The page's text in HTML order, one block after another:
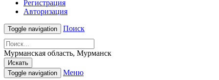
Регистрация
Авторизация
Toggle navigation Поиск
Мурманская область, Мурманск
Искать
Toggle navigation
Меню